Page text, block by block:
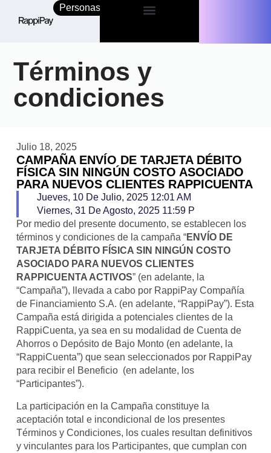
Personas Empresas
Términos y
condiciones
Julio 18, 2025
CAMPAÑA ENVÍO DE TARJETA DÉBITO
FÍSICA SIN NINGÚN COSTO ASOCIADO
PARA NUEVOS CLIENTES RAPPICUENTA
Jueves, 10 De Julio, 2025 12:01 AM
Viernes, 31 De Agosto, 2025 11:59 P
Por medio del presente documento, se establecen los
términos y condiciones de la campaña “ENVÍO DE
TARJETA DÉBITO FÍSICA SIN NINGÚN COSTO
ASOCIADO PARA NUEVOS CLIENTES
RAPPICUENTA ACTIVOS” (en adelante, la
“Campaña”), llevada a cabo por RappiPay Compañía
de Financiamiento S.A. (en adelante, “RappiPay”). Esta
Campaña está dirigida a potenciales clientes de la
RappiCuenta, ya sea en su modalidad de Cuenta de
Ahorros o Depósito de Bajo Monto (en adelante, la
“RappiCuenta”) que sean seleccionados por RappiPay
para recibir el Beneficio (en adelante, los
“Participantes”).
La participación en la Campaña constituye la
aceptación total e incondicional de los presentes
Términos y Condiciones, los cuales resultan definitivos
y vinculantes para los Participantes, que cumplan con